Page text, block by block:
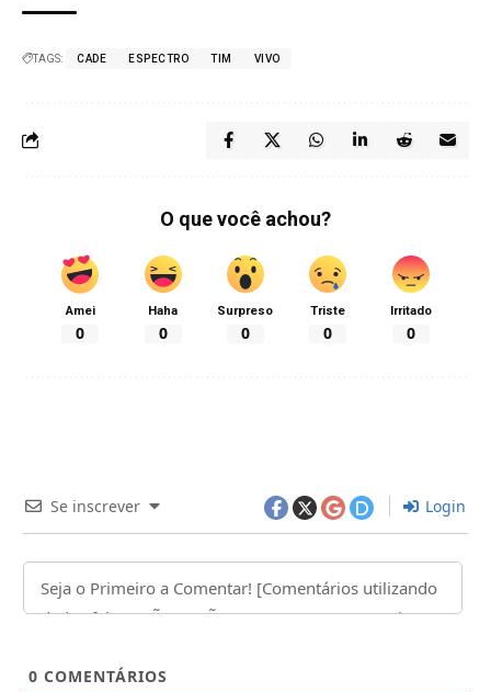
TAGS: CADE ESPECTRO TIM VIVO
O que você achou?
Amei
0
Haha
0
Surpreso
0
Triste
0
Irritado
0
Se inscrever Login
0 COMENTÁRIOS